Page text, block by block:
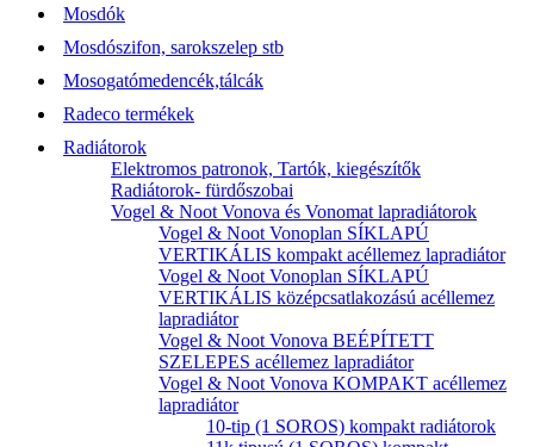
Mosdók
Mosdószifon, sarokszelep stb
Mosogatómedencék,tálcák
Radeco termékek
Radiátorok
Elektromos patronok, Tartók, kiegészítők
Radiátorok- fürdőszobai
Vogel & Noot Vonova és Vonomat lapradiátorok
Vogel & Noot Vonoplan SÍKLAPÚ
VERTIKÁLIS kompakt acéllemez lapradiátor
Vogel & Noot Vonoplan SÍKLAPÚ
VERTIKÁLIS középcsatlakozású acéllemez
lapradiátor
Vogel & Noot Vonova BEÉPÍTETT
SZELEPES acéllemez lapradiátor
Vogel & Noot Vonova KOMPAKT acéllemez
lapradiátor
10-tip (1 SOROS) kompakt radiátorok